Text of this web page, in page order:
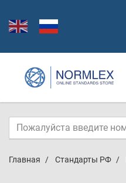
Главная Стандарты РФ